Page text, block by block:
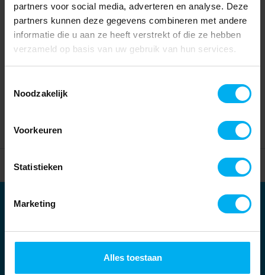
partners voor social media, adverteren en analyse. Deze
partners kunnen deze gegevens combineren met andere
informatie die u aan ze heeft verstrekt of die ze hebben
verzameld op basis van uw gebruik van hun services.
Noodzakelijk
Voorkeuren
Statistieken
Marketing
Alles toestaan
Home Partners
Partners
Kernpartners: